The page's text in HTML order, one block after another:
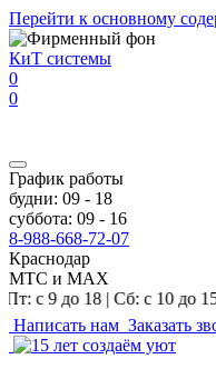
Перейти к основному
КиТ системы
0
0
График работы
будни: 09 - 18
суббота: 09 - 16
8-988-668-72-07
Краснодар
МТС и MAX
| Сб: с 10 до 15. Приём
Написать нам Заказать